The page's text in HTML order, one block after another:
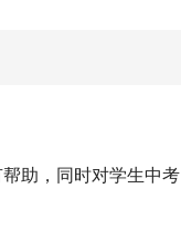
助，同时对学生中考